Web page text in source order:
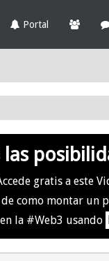
Portal
las
gratis a este
de como montar un
en la #Web3 usando